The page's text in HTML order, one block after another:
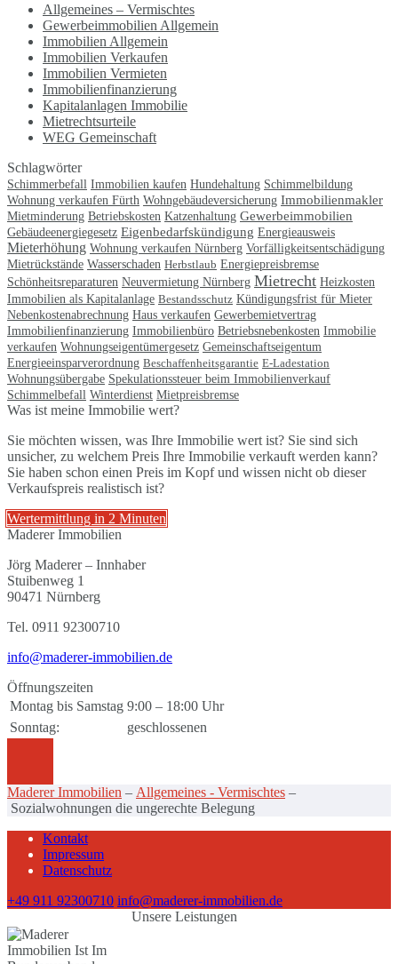
Allgemeines – Vermischtes
Gewerbeimmobilien Allgemein
Immobilien Allgemein
Immobilien Verkaufen
Immobilien Vermieten
Immobilienfinanzierung
Kapitalanlagen Immobilie
Mietrechtsurteile
WEG Gemeinschaft
Schlagwörter
Schimmerbefall Immobilien kaufen Hundehaltung Schimmelbildung
Wohnung verkaufen Fürth Wohngebäudeversicherung Immobilienmakler
Mietminderung Betriebskosten Katzenhaltung Gewerbeimmobilien
Gebäudeenergiegesetz Eigenbedarfskündigung Energieausweis
Mieterhöhung Wohnung verkaufen Nürnberg Vorfälligkeitsentschädigung
Mietrückstände Wasserschaden Herbstlaub Energiepreisbremse
Schönheitsreparaturen Neuvermietung Nürnberg Mietrecht Heizkosten
Immobilien als Kapitalanlage Bestandsschutz Kündigungsfrist für Mieter
Nebenkostenabrechnung Haus verkaufen Gewerbemietvertrag
Immobilienfinanzierung Immobilienbüro Betriebsnebenkosten Immobilie
verkaufen Wohnungseigentümergesetz Gemeinschaftseigentum
Energieeinsparverordnung Beschaffenheitsgarantie E-Ladestation
Wohnungsübergabe Spekulationssteuer beim Immobilienverkauf
Schimmelbefall Winterdienst Mietpreisbremse
Was ist meine Immobilie wert?
Sie möchten wissen, was Ihre Immobilie wert ist? Sie sind sich
unsicher, zu welchem Preis Ihre Immobilie verkauft werden kann?
Sie haben schon einen Preis im Kopf und wissen nicht ob dieser
Verkaufspreis realistisch ist?
Wertermittlung in 2 Minuten
Maderer Immobilien
Jörg Maderer – Innhaber
Stuibenweg 1
90471 Nürnberg
Tel. 0911 92300710
info@maderer-immobilien.de
Öffnungszeiten
Montag bis Samstag 9:00 – 18:00 Uhr
Sonntag:
geschlossenen
Maderer Immobilien – Allgemeines - Vermischtes –
Sozialwohnungen die ungerechte Belegung
Kontakt
Impressum
Datenschutz
+49 911 92300710 info@maderer-immobilien.de
Unsere Leistungen